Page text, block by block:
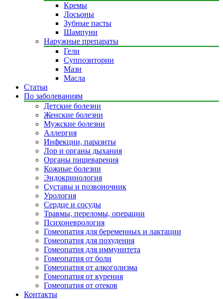
Кремы
Лосьоны
Зубные пасты
Шампуни
Наружные препараты
Гели
Суппозитории
Мази
Масла
Статьи
По заболеваниям
Детские болезни
Женские болезни
Мужские болезни
Аллергия
Инфекции, паразиты
Лор и органы дыхания
Органы пищеварения
Кожные болезни
Эндокринология
Суставы и позвоночник
Урология
Сердце и сосуды
Травмы, переломы, операции
Психоневрология
Гомеопатия для беременных и лактации
Гомеопатия для похудения
Гомеопатия для иммунитета
Гомеопатия от боли
Гомеопатия от алкоголизма
Гомеопатия от курения
Гомеопатия от отеков
Контакты